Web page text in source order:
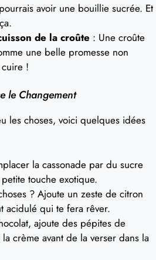
avoir une bouillie sucrée. Et
de la croûte : Une croûte
une belle promesse non
!
le Changement
les choses, voici quelques idées
la cassonade par du sucre
touche exotique.
? Ajoute un zeste de citron
acidulé qui te fera rêver.
ajoute des pépites de
crème avant de la verser dans la